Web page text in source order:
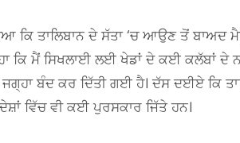
ਕਿ ਤਾਲਿਬਾਨ ਦੇ ਸੱਤਾ ‘ਚ ਆਉਣ ਤੋਂ ਬਾਅਦ
ਕਿ ਮੈਂ ਸਿਖਲਾਈ ਲਈ ਖੇਡਾਂ ਦੇ ਕਈ ਕਲੱਬਾਂ ਦੇ
ਬੰਦ ਕਰ ਦਿੱਤੀ ਗਈ ਹੈ। ਦੱਸ ਦਈਏ ਕਿ
ਵਿੱਚ ਵੀ ਕਈ ਪੁਰਸਕਾਰ ਜਿੱਤੇ ਹਨ।